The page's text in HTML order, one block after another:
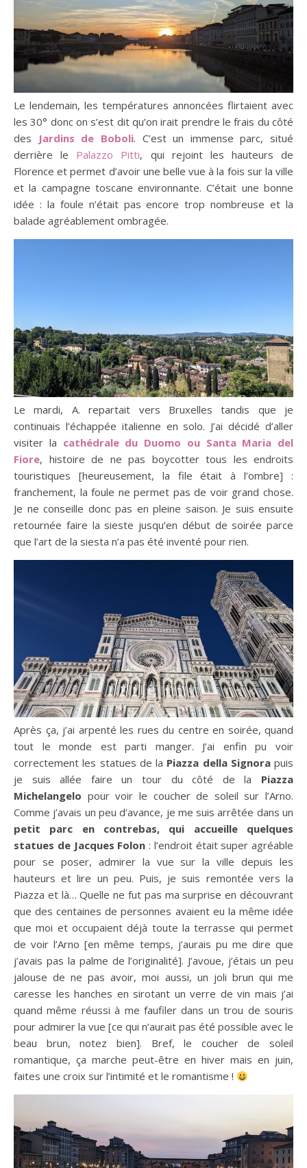
Le lendemain, les températures annoncées flirtaient avec
les 30° donc on s’est dit qu’on irait prendre le frais du côté
des
Jardins de Boboli. C’est un immense parc, situé
derrière le Palazzo Pitti, qui rejoint les hauteurs de
Florence et permet d’avoir une belle vue à la fois sur la ville
et la campagne toscane environnante. C’était une bonne
idée : la foule n’était pas encore trop nombreuse et la
balade agréablement ombragée.
Le mardi, A. repartait vers Bruxelles tandis que je
continuais l’échappée italienne en solo. J’ai décidé d’aller
visiter la cathédrale du Duomo ou Santa Maria del
Fiore, histoire de ne pas boycotter tous les endroits
touristiques [heureusement, la file était à l’ombre] :
franchement, la foule ne permet pas de voir grand chose.
Je ne conseille donc pas en pleine saison. Je suis ensuite
retournée faire la sieste jusqu’en début de soirée parce
que l’art de la siesta n’a pas été inventé pour rien.
Après ça, j’ai arpenté les rues du centre en soirée, quand
tout le monde est parti manger. J’ai enfin pu voir
correctement les statues de la Piazza della Signorapuis
je suis allée faire un tour du côté de la Piazza
Michelangelo pour voir le coucher de soleil sur l’Arno.
Comme j’avais un peu d’avance, je me suis arrêtée dans un
petit parc en contrebas, qui accueille quelques
statues de Jacques Folon : l’endroit était super agréable
pour se poser, admirer la vue sur la ville depuis les
hauteurs et lire un peu. Puis, je suis remontée vers la
Piazza et là… Quelle ne fut pas ma surprise en découvrant
que des centaines de personnes avaient eu la même idée
que moi et occupaient déjà toute la terrasse qui permet
de voir l’Arno [en même temps, j’aurais pu me dire que
j’avais pas la palme de l’originalité]. J’avoue, j’étais un peu
jalouse de ne pas avoir, moi aussi, un joli brun qui me
caresse les hanches en sirotant un verre de vin mais j’ai
quand même réussi à me faufiler dans un trou de souris
pour admirer la vue [ce qui n’aurait pas été possible avec le
beau brun, notez bien]. Bref, le coucher de soleil
romantique, ça marche peut-être en hiver mais en juin,
faites une croix sur l’intimité et le romantisme !